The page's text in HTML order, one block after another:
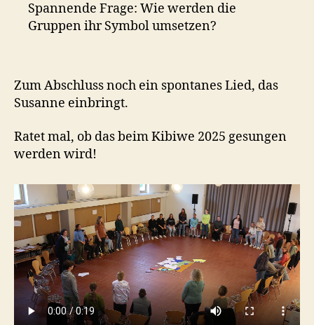
Spannende Frage: Wie werden die
Gruppen ihr Symbol umsetzen?
Zum Abschluss noch ein spontanes Lied, das
Susanne einbringt.
Ratet mal, ob das beim Kibiwe 2025 gesungen
werden wird!